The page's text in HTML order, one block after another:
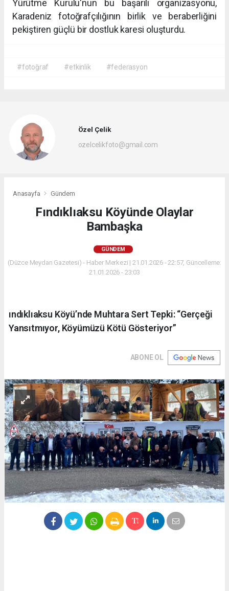
Yürütme Kurulu'nun bu başarılı organizasyonu,
Karadeniz fotoğrafçılığının birlik ve beraberliğini
pekiştiren güçlü bir dostluk karesi oluşturdu.
#fotoğraf #etkinlik #federasyon
Özel Çelik
ozelcelikfoto@gmail.com
Anasayfa Gündem
Fındıklıaksu Köyünde Olaylar
Bambaşka
GÜNDEM
(Düzce Meydan Gazetesi) - Haber Merkezi | 21.01.2026 - 22:57, Güncelleme:
21.01.2026 - 23:03
ındıklıaksu Köyü’nde Muhtara Sert Tepki: “Gerçeği
Yansıtmıyor, Köyümüzü Kötü Gösteriyor”
ABONE OL